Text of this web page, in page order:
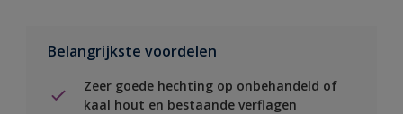
Belangrijkste voordelen
Zeer goede hechting op onbehandeld of
kaal hout en bestaande verflagen